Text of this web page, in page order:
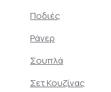
Ποδιές
Ράνερ
Σουπλά
Σετ Κουζίνας